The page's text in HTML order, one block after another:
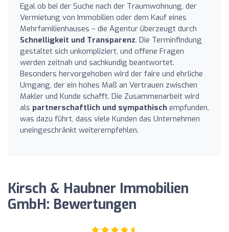
Egal ob bei der Suche nach der Traumwohnung, der
Vermietung von Immobilien oder dem Kauf eines
Mehrfamilienhauses – die Agentur überzeugt durch
Schnelligkeit und Transparenz. Die Terminfindung
gestaltet sich unkompliziert, und offene Fragen
werden zeitnah und sachkundig beantwortet.
Besonders hervorgehoben wird der faire und ehrliche
Umgang, der ein hohes Maß an Vertrauen zwischen
Makler und Kunde schafft. Die Zusammenarbeit wird
als partnerschaftlich und sympathisch empfunden,
was dazu führt, dass viele Kunden das Unternehmen
uneingeschränkt weiterempfehlen.
Kirsch & Haubner Immobilien
GmbH: Bewertungen